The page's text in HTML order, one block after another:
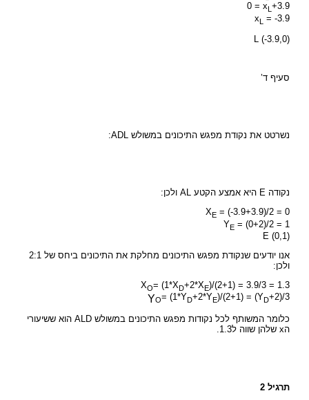
0 = xL+3.9
xL = -3.9
L (-3.9,0)
סעיף ד’
נשרטט את נקודת מפגש התיכונים במשולש ADL:
נקודה E היא אמצע הקטע AL ולכן:
XE = (-3.9+3.9)/2 = 0
YE = (0+2)/2 = 1
E (0,1)
אנו יודעים שנקודת מפגש התיכונים מחלקת את התיכונים ביחס של 2:1
ולכן:
XO= (1*XD+2*XE)/(2+1) = 3.9/3 = 1.3
YO= (1*YD+2*YE)/(2+1) = (YD+2)/3
כלומר המשותף לכל נקודות מפגש התיכונים במשולש ALD הוא ששיעורי
הx שלהן שווה ל1.3.
תרגיל 2